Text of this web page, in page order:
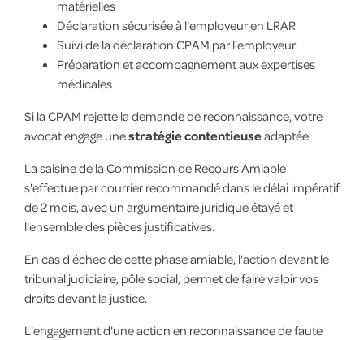
matérielles
Déclaration sécurisée à l'employeur en LRAR
Suivi de la déclaration CPAM par l'employeur
Préparation et accompagnement aux expertises
médicales
Si la CPAM rejette la demande de reconnaissance, votre
avocat engage unestratégie contentieuseadaptée.
La saisine de la Commission de Recours Amiable
s'effectue par courrier recommandé dans le délai impératif
de 2 mois, avec un argumentaire juridique étayé et
l'ensemble des pièces justificatives.
En cas d'échec de cette phase amiable, l'action devant le
tribunal judiciaire, pôle social, permet de faire valoir vos
droits devant la justice.
L'engagement d'une action en reconnaissance de faute